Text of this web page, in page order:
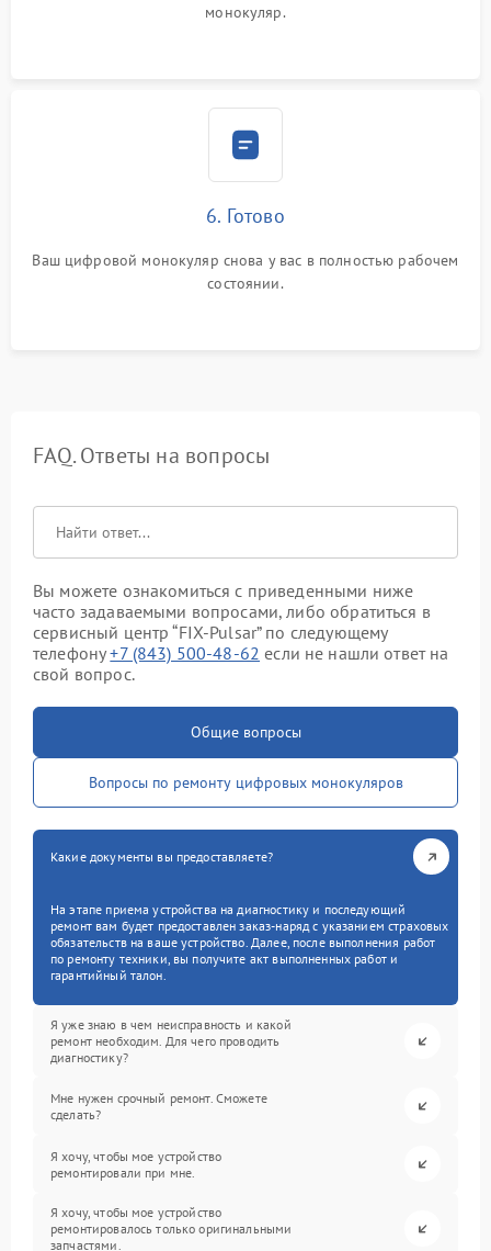
монокуляр.
6. Готово
Ваш цифровой монокуляр снова у вас в полностью рабочем
состоянии.
FAQ. Ответы на вопросы
Вы можете ознакомиться с приведенными ниже
часто задаваемыми вопросами, либо обратиться в
сервисный центр “FIX-Pulsar” по следующему
телефону+7 (843) 500-48-62 если не нашли ответ на
свой вопрос.
Общие вопросы
Вопросы по ремонту цифровых монокуляров
Какие документы вы предоставляете?
На этапе приема устройства на диагностику и последующий
ремонт вам будет предоставлен заказ-наряд с указанием страховых
обязательств на ваше устройство. Далее, после выполнения работ
по ремонту техники, вы получите акт выполненных работ и
гарантийный талон.
Я уже знаю в чем неисправность и какой
ремонт необходим. Для чего проводить
диагностику?
Мне нужен срочный ремонт. Сможете
сделать?
Я хочу, чтобы мое устройство
ремонтировали при мне.
Я хочу, чтобы мое устройство
ремонтировалось только оригинальными
запчастями.